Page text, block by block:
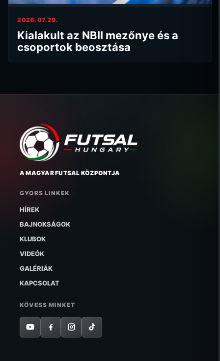
2026.07.29.
Kialakult az NBII mezőnye és a
csoportok beosztása
A MAGYAR FUTSAL KÖZPONTJA
GYORS LINKEK
HÍREK
BAJNOKSÁGOK
KLUBOK
VIDEÓK
GALÉRIÁK
KAPCSOLAT
KÖVESS MINKET